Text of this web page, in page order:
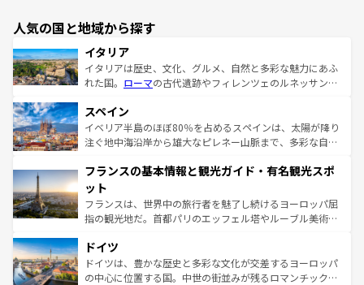
人気の国と地域から探す
イタリア
イタリアは歴史、文化、グルメ、自然と多彩な魅力にあふ
れた国。 ローマの古代遺跡やフィレンツェのルネッサンス
ろん、トスカーナの美しい田園風景やアマルフィ海岸の絶
景など、自然景観も見逃せない。観光の合間には、本場の
ピザやパスタなど、絶品のイタリア料理を堪能することも
ませてくれるイタリアで、忘れられない旅をしてみよう！
なお、新着のイタリア情報は
しい。
スペイン
イベリア半島のほぼ80％を占めるスペインは、太陽が降り
注ぐ地中海沿岸から雄大なピレネー山脈まで、多彩な自然
文化が根付くこの国では、情熱的なフラメンコ、熱気あふ
れる闘牛、そして美味しいタパスが生活の一部となってい
る。首都マドリードの洗練された雰囲気や、バルセロナの
アートに溢れた街角から、地方では古代ローマ遺跡や中世
せる。地方によって風土や気候が異なるスペインはその個
性で訪れる人を魅了する。 なお、新着のスペイン情報は コ
ンテンツ一覧を参照してほしい。
フランスの基本情報と観光ガイド・有名観光スポ
ット
フランスは、世界中の旅行者を魅了し続けるヨーロッパ屈
指の観光地だ。首都パリのエッフェル塔やルーブル美術館
で、幅広い魅力が詰まっている。華麗な宮殿、歴史的な大
聖堂、美しいビーチ、そして豊かな自然が、訪れる者を心
から魅了する。また、フランスは美食の国としても知ら
ドイツ
ドイツは、豊かな歴史と多彩な文化が交差するヨーロッパ
の中心に位置する国。中世の街並みが残るロマンチック街